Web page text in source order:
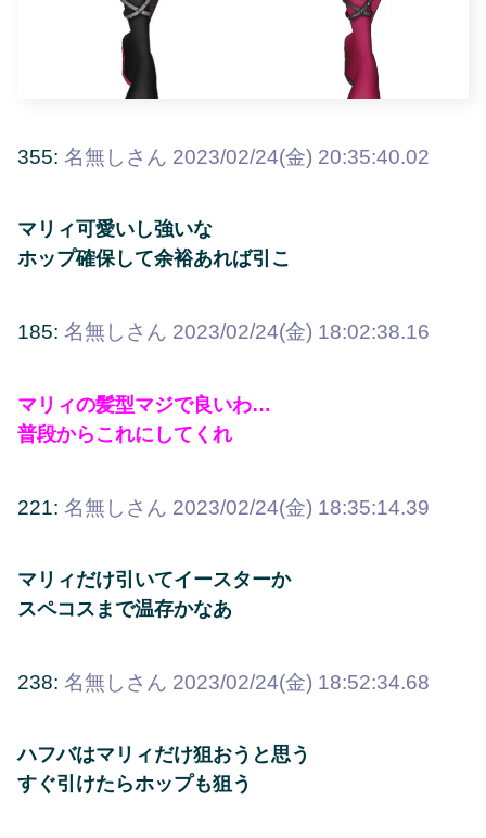
355: 名無しさん 2023/02/24(金) 20:35:40.02
マリィ可愛いし強いな
ホップ確保して余裕あれば引こ
185: 名無しさん 2023/02/24(金) 18:02:38.16
マリィの髪型マジで良いわ…
普段からこれにしてくれ
221: 名無しさん 2023/02/24(金) 18:35:14.39
マリィだけ引いてイースターか
スペコスまで温存かなあ
238: 名無しさん 2023/02/24(金) 18:52:34.68
ハフバはマリィだけ狙おうと思う
すぐ引けたらホップも狙う